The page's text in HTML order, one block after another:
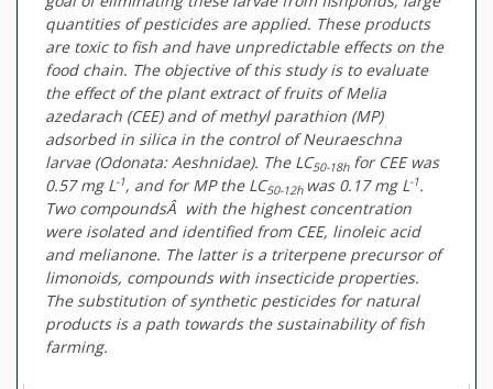
quantities of pesticides are applied. These products
are toxic to fish and have unpredictable effects on the
food chain. The objective of this study is to evaluate
the effect of the plant extract of fruits ofMelia
azedarach (CEE) and of methyl parathion (MP)
adsorbed in silica in the control ofNeuraeschna
larvae (Odonata: Aeshnidae). The LC50-18hfor CEE was
0.57 mg L-1, and for MP the LC50-12h was 0.17 mg L-1.
Two compoundsÂ with the highest concentration
were isolated and identified from CEE, linoleic acid
and melianone. The latter is a triterpene precursor of
limonoids, compounds with insecticide properties.
The substitution of synthetic pesticides for natural
products is a path towards the sustainability of fish
farming.